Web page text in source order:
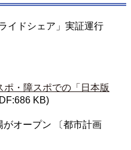
イドシェア」実証運行
・障スポでの「日本版
KB)
オープン 〔都市計画